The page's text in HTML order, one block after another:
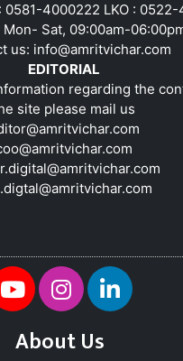
0581-4000222 LKO : 0522-
Sat, 09:00am-
us: info@amritvichar.com
EDITORIAL
regarding the
site please mail us
About Us